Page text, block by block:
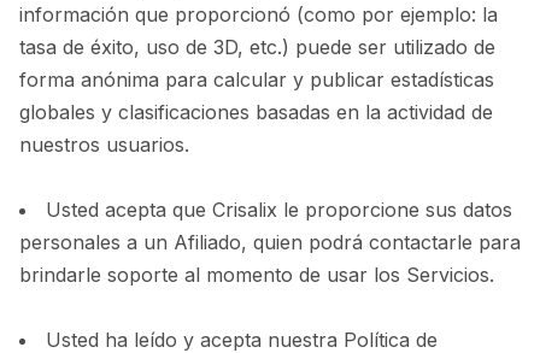
información que proporcionó (como por ejemplo: la
tasa de éxito, uso de 3D, etc.) puede ser utilizado de
forma anónima para calcular y publicar estadísticas
globales y clasificaciones basadas en la actividad de
nuestros usuarios.
Usted acepta que Crisalix le proporcione sus datos
personales a un Afiliado, quien podrá contactarle para
brindarle soporte al momento de usar los Servicios.
Usted ha leído y acepta nuestra Política de